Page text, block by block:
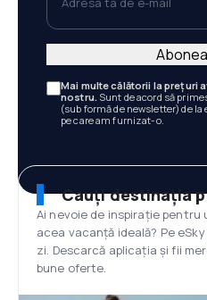
Mai multe călătorii la prețuri
nostru. Sunt de acord să
(sub formă de newsletter) de la
pe care am furnizat-o.
Cauți destinația
Ai nevoie de inspirație pentru
acea vacanță ideală? Pe
zi. Descarcă aplicația și fii
bune oferte.